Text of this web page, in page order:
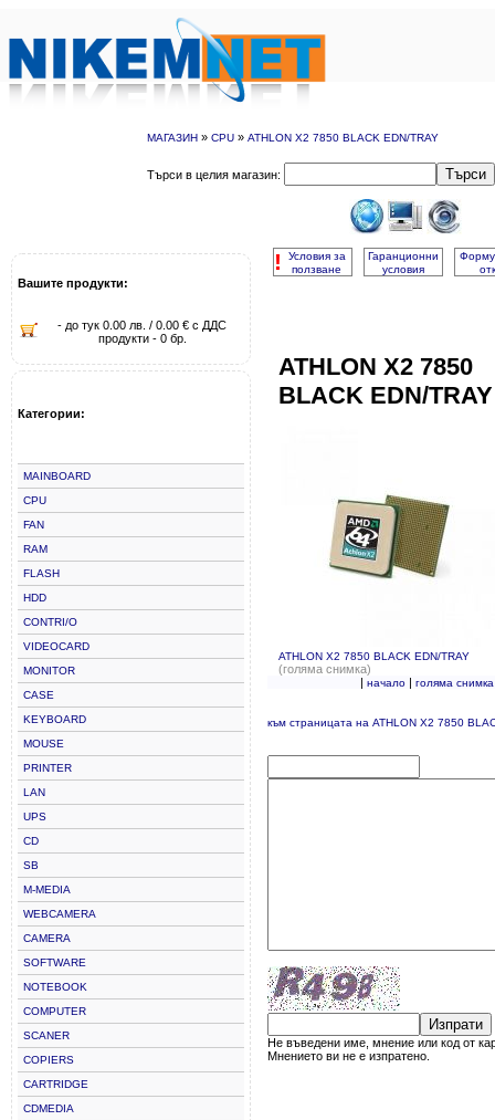
МАГАЗИН » CPU » ATHLON X2 7850 BLACK EDN/TRAY
Търси в целия магазин: Търси
Вашите продукти:
- до тук 0.00 лв. / 0.00 € с ДДС
продукти - 0 бр.
Категории:
MAINBOARD
CPU
FAN
RAM
FLASH
HDD
CONTRI/O
VIDEOCARD
MONITOR
CASE
KEYBOARD
MOUSE
PRINTER
LAN
UPS
CD
SB
M-MEDIA
WEBCAMERA
CAMERA
SOFTWARE
NOTEBOOK
COMPUTER
SCANER
COPIERS
CARTRIDGE
CDMEDIA
!
Условия за
ползване
Гаранционни
условия
ATHLON X2 7850
BLACK EDN/TRAY
ATHLON X2 7850 BLACK EDN/TRAY
(голяма снимка)
| начало| голяма снимка
към страницата на ATHLON X2 7850
Изпрати
Не въведени име, мнение или код от
Мнението ви не е изпратено.